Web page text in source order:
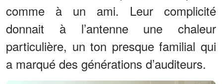
comme à un ami. Leur complicité
donnait à l’antenne une chaleur
particulière, un ton presque familial qui
a marqué des générations d’auditeurs.